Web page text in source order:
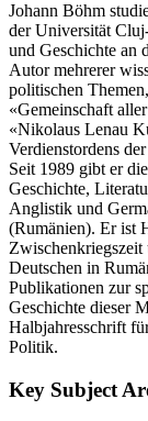
Johann Böhm
der Universität
und Geschichte an
Autor mehrerer
politischen
«Gemeinschaft
«Nikolaus Lenau
Verdienstordens
Seit 1989 gibt er
Geschichte,
Anglistik und
(Rumänien). Er ist
Deutschen in
Publikationen zur
Geschichte dieser
Halbjahresschrift
Politik.
Key Subject